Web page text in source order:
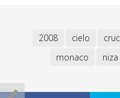
2008 cielo
monaco
niza